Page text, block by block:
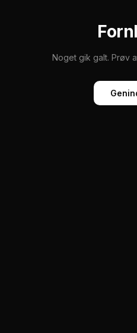
Noget gik galt. Prøv